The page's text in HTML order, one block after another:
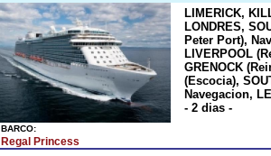
BARCO:
Regal Princess
LIMERICK,
LONDRES,
Peter Port),
LIVERPOOL
GRENOCK
(Escocia),
Navegacion,
- 2 dias -